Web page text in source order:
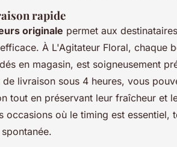
rapide
originale permet aux
À L'Agitateur Floral, chaque
en magasin, est soigneusement
livraison sous 4 heures, vous
tout en préservant leur fraîcheur et
occasions où le timing est essentiel,